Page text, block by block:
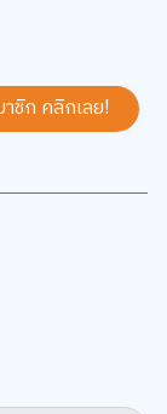
ชิก คลิกเลย!